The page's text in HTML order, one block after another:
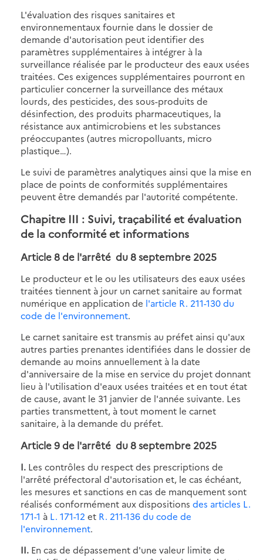
L'évaluation des risques sanitaires et
environnementaux fournie dans le dossier de
demande d'autorisation peut identifier des
paramètres supplémentaires à intégrer à la
surveillance réalisée par le producteur des eaux usées
traitées. Ces exigences supplémentaires pourront en
particulier concerner la surveillance des métaux
lourds, des pesticides, des sous-produits de
désinfection, des produits pharmaceutiques, la
résistance aux antimicrobiens et les substances
préoccupantes (autres micropolluants, micro
plastique…).
Le suivi de paramètres analytiques ainsi que la mise en
place de points de conformités supplémentaires
peuvent être demandés par l'autorité compétente.
Chapitre III : Suivi, traçabilité et évaluation
de la conformité et informations
Article 8 de l'arrêté du 8 septembre 2025
Le producteur et le ou les utilisateurs des eaux usées
traitées tiennent à jour un carnet sanitaire au format
numérique en application de l'article R. 211-130 du
code de l'environnement.
Le carnet sanitaire est transmis au préfet ainsi qu'aux
autres parties prenantes identifiées dans le dossier de
demande au moins annuellement à la date
d'anniversaire de la mise en service du projet donnant
lieu à l'utilisation d'eaux usées traitées et en tout état
de cause, avant le 31 janvier de l'année suivante. Les
parties transmettent, à tout moment le carnet
sanitaire, à la demande du préfet.
Article 9 de l'arrêté du 8 septembre 2025
I. Les contrôles du respect des prescriptions de
l'arrêté préfectoral d'autorisation et, le cas échéant,
les mesures et sanctions en cas de manquement sont
réalisés conformément aux dispositions des articles L.
171-1 à L. 171-12 et R. 211-136 du code de
l'environnement.
II. En cas de dépassement d'une valeur limite de